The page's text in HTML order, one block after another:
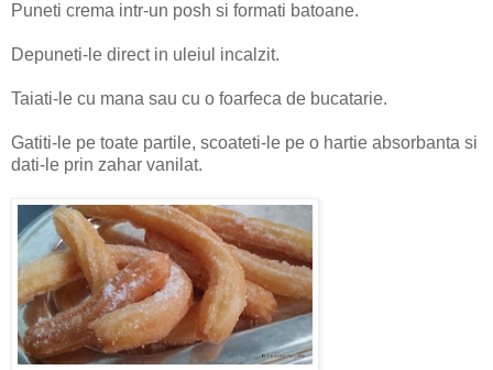
Puneti crema intr-un posh si formati batoane.
Depuneti-le direct in uleiul incalzit.
Taiati-le cu mana sau cu o foarfeca de bucatarie.
Gatiti-le pe toate partile, scoateti-le pe o hartie absorbanta si
dati-le prin zahar vanilat.